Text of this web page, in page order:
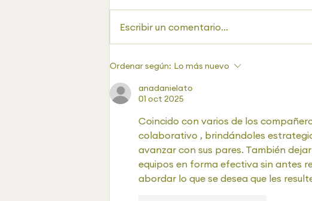
Escribir un comentario...
Ordenar según: Lo más nuevo
anadanielato
01 oct 2025
Coincido con varios de los
colaborativo , brindándoles
avanzar con sus pares. También
equipos en forma efectiva sin antes
abordar lo que se desea que les